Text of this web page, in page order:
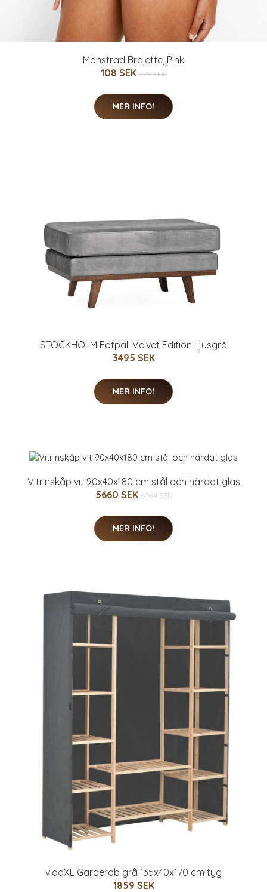
Mönstrad Bralette, Pink
108 SEK 270 SEK
MER INFO!
STOCKHOLM Fotpall Velvet Edition Ljusgrå
3495 SEK
MER INFO!
Vitrinskåp vit 90x40x180 cm stål och härdat glas
5660 SEK 6064 SEK
MER INFO!
vidaXL Garderob grå 135x40x170 cm tyg
1859 SEK